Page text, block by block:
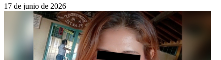
17 de junio de 2026